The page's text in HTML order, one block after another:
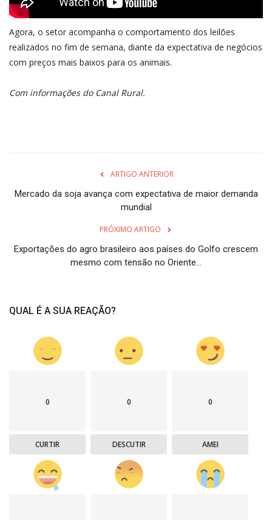
Agora, o setor acompanha o comportamento dos leilões
realizados no fim de semana, diante da expectativa de negócios
com preços mais baixos para os animais.
Com informações do Canal Rural.
ARTIGO ANTERIOR
Mercado da soja avança com expectativa de maior demanda
mundial
PRÓXIMO ARTIGO
Exportações do agro brasileiro aos países do Golfo crescem
mesmo com tensão no Oriente...
QUAL É A SUA REAÇÃO?
0
CURTIR
0
DESCUTIR
0
AMEI